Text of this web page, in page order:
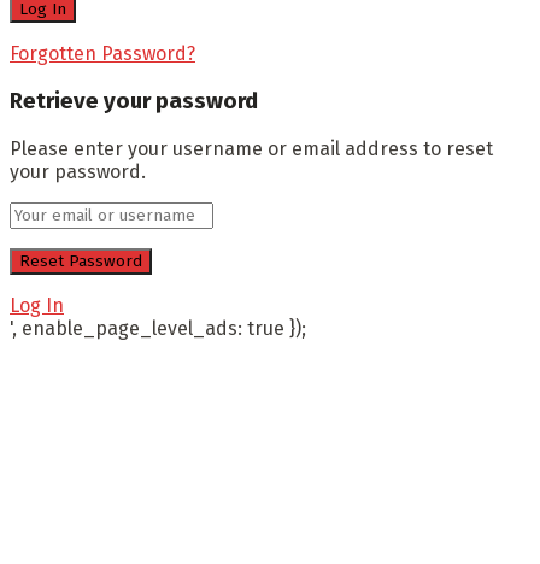
Forgotten Password?
Retrieve your password
Please enter your username or email address to reset
your password.
Log In
', enable_page_level_ads: true });